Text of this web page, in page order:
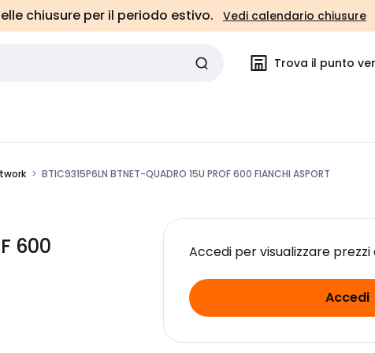
chiusure per il periodo estivo. Vedi calendario chiusure
Trova il punto
BTIC9315P6LN BTNET-QUADRO 15U PROF 600 FIANCHI ASPORT
600
Accedi per visualizzare
Accedi